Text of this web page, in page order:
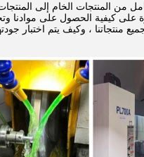
من المنتجات الخام إلى
على كيفية الحصول على موادنا
منتجاتنا ، وكيف يتم اختبار